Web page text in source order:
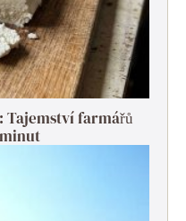
Tajemství farmářů